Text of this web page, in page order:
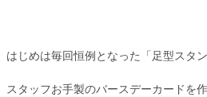
はじめは毎回恒例となった「足型スタ
スタッフお手製のバースデーカードを